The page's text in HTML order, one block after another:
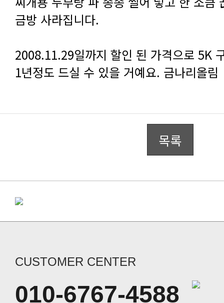
금방 사라집니다.
1년정도 드실 수 있을 거예요. 금나리올림
목록
CUSTOMER CENTER
010-6767-4588